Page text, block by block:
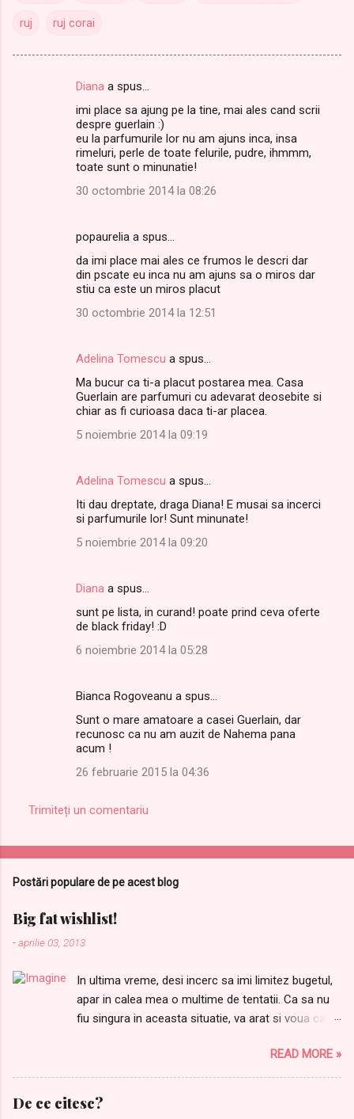
ruj ruj corai
Diana a spus…
imi place sa ajung pe la tine, mai ales cand scrii
despre guerlain :)
eu la parfumurile lor nu am ajuns inca, insa
rimeluri, perle de toate felurile, pudre, ihmmm,
toate sunt o minunatie!
30 octombrie 2014 la 08:26
popaurelia a spus…
da imi place mai ales ce frumos le descri dar
din pscate eu inca nu am ajuns sa o miros dar
stiu ca este un miros placut
30 octombrie 2014 la 12:51
Adelina Tomescu a spus…
Ma bucur ca ti-a placut postarea mea. Casa
Guerlain are parfumuri cu adevarat deosebite si
chiar as fi curioasa daca ti-ar placea.
5 noiembrie 2014 la 09:19
Adelina Tomescu a spus…
Iti dau dreptate, draga Diana! E musai sa incerci
si parfumurile lor! Sunt minunate!
5 noiembrie 2014 la 09:20
Diana a spus…
sunt pe lista, in curand! poate prind ceva oferte
de black friday! :D
6 noiembrie 2014 la 05:28
Bianca Rogoveanu a spus…
Sunt o mare amatoare a casei Guerlain, dar
recunosc ca nu am auzit de Nahema pana
acum !
26 februarie 2015 la 04:36
Trimiteți un comentariu
Postări populare de pe acest blog
Big fat wishlist!
-aprilie 03, 2013
In ultima vreme, desi incerc sa imi limitez bugetul,
apar in calea mea o multime de tentatii. Ca sa nu
fiu singura in aceasta situatie, va arat si voua care
aleatorie: 1.Samponul meu preferat Joico Moisture
Recovery de AICI 2. Balsamul care completeaza
perfect samponul de mai sus, il gasiti AICI Pentru
ca niciodata nu avem destule farduri, nu mi-ar
READ MORE »
De ce citesc?